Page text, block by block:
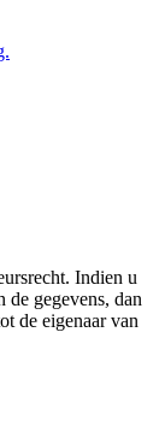
Indien u
gegevens, dan
de eigenaar van